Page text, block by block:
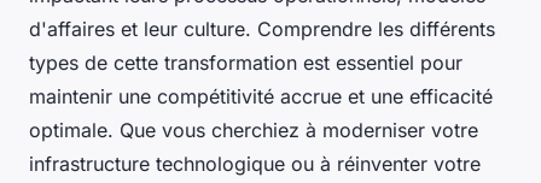
d'affaires et leur culture. Comprendre les différents
types de cette transformation est essentiel pour
maintenir une compétitivité accrue et une efficacité
optimale. Que vous cherchiez à moderniser votre
infrastructure technologique ou à réinventer votre